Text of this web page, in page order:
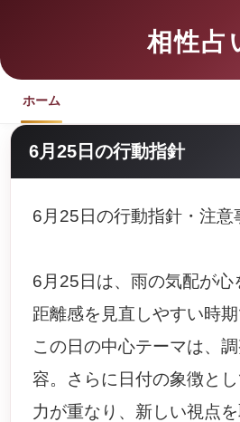
相性占
ホーム
6月25日の行動指針
6月25日の行動指針・注意
6月25日は、雨の気配が心
距離感を見直しやすい時期
この日の中心テーマは、
容。さらに日付の象徴と
力が重なり、新しい視点